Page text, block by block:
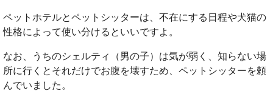
ペットホテルとペットシッターは、不在にする日程や犬猫の
性格によって使い分けるといいですよ。
なお、うちのシェルティ（男の子）は気が弱く、知らない場
所に行くとそれだけでお腹を壊すため、ペットシッターを頼
んでいました。